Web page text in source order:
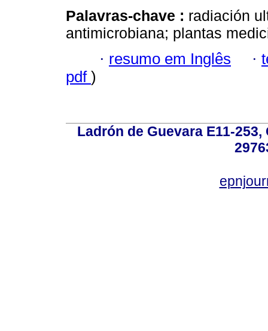
Palavras-chave : radiación
antimicrobiana; plantas
· resumo em Inglês ·
pdf )
Ladrón de Guevara E11-